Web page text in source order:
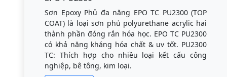
Sơn Epoxy Phủ đa năng EPO TC PU2300 (TOP
COAT) là loại sơn phủ polyurethane acrylic hai
thành phần đóng rắn hóa học. EPO TC PU2300
có khả năng kháng hóa chất & uv tốt. PU2300
TC: Thích hợp cho nhiều loại kết cấu công
nghiệp, bê tông, kim loại.